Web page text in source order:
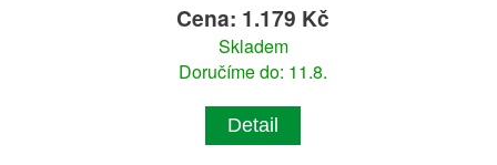
Cena: 1.179 Kč
Skladem
Doručíme do: 11.8.
Detail